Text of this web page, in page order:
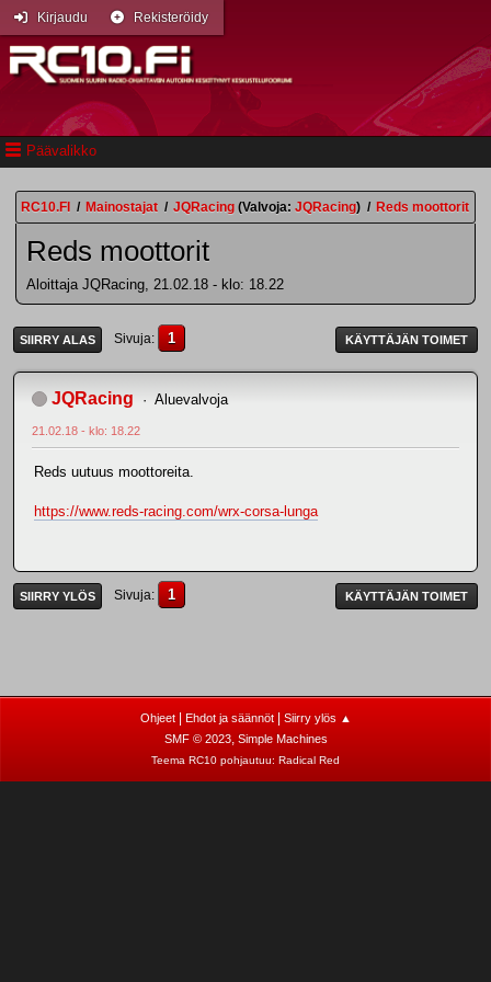
Päävalikko
Kirjaudu Rekisteröidy
RC10.FI / Mainostajat / JQRacing (Valvoja: JQRacing) / Reds moottorit
Reds moottorit
Aloittaja JQRacing, 21.02.18 - klo: 18.22
SIIRRY ALAS Sivuja 1 KÄYTTÄJÄN TOIMET
JQRacing Aluevalvoja
21.02.18 - klo: 18.22
Reds uutuus moottoreita.
https://www.reds-racing.com/wrx-corsa-lunga
SIIRRY YLÖS Sivuja 1 KÄYTTÄJÄN TOIMET
Ohjeet| Ehdot ja säännöt| Siirry ylös ▲
SMF © 2023, Simple Machines
Teema RC10 pohjautuu: Radical Red